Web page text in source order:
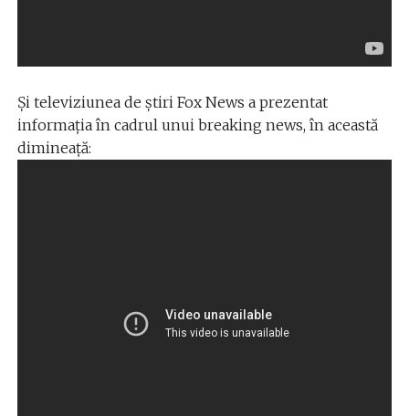
Și televiziunea de știri Fox News a prezentat
informația în cadrul unui breaking news, în această
dimineață: